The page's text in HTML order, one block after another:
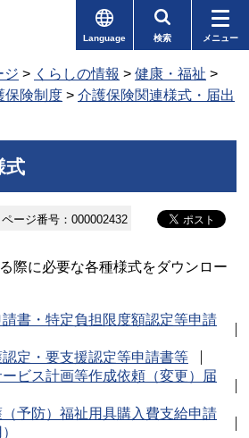
Language 検索 メニュー
ジ > くらしの情報 > 健康・福祉 >
保険制度 > 介護保険関連様式・届出
式
ページ番号：000002432
際に必要な各種様式をダウンロー
書・特定負担限度額認定等申請
定・要支援認定等申請書等
ビス計画等作成依頼（変更）届
予防）福祉用具購入費支給申請